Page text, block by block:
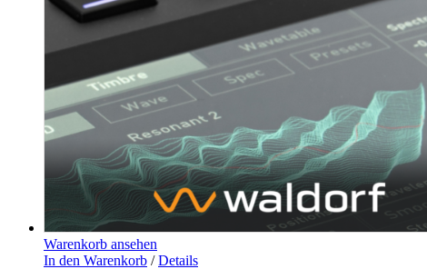
Warenkorb ansehen
In den Warenkorb / Details